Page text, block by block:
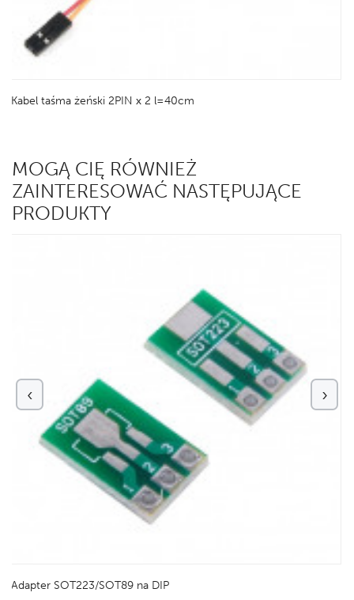
Kabel taśma żeński 2PIN x 2 l=40cm
MOGĄ CIĘ RÓWNIEŻ
ZAINTERESOWAĆ NASTĘPUJĄCE
PRODUKTY
Adapter SOT223/SOT89 na DIP
‹ ›